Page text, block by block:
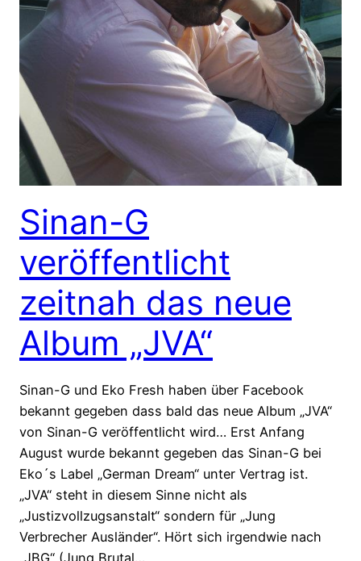
Sinan-G
veröffentlicht
zeitnah das neue
Album „JVA“
Sinan-G und Eko Fresh haben über Facebook
bekannt gegeben dass bald das neue Album „JVA“
von Sinan-G veröffentlicht wird… Erst Anfang
August wurde bekannt gegeben das Sinan-G bei
Eko´s Label „German Dream“ unter Vertrag ist.
„JVA“ steht in diesem Sinne nicht als
„Justizvollzugsanstalt“ sondern für „Jung
Verbrecher Ausländer“. Hört sich irgendwie nach